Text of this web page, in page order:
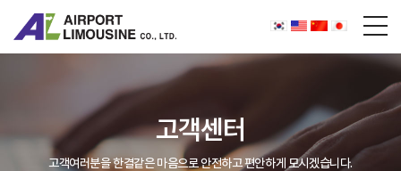
고객센터
고객여러분을 한결같은 마음으로 안전하고 편안하게 모시겠습니다.